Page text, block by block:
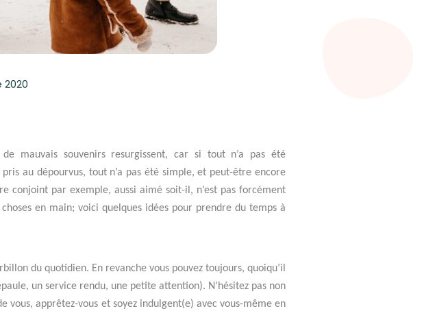
2020
mauvais souvenirs resurgissent, car si tout n’a pas été
au dépourvus, tout n’a pas été simple, et peut-être encore
conjoint par exemple, aussi aimé soit-il, n’est pas forcément
en main; voici quelques idées pour prendre du temps à
du quotidien. En revanche vous pouvez toujours, quoiqu’il
un service rendu, une petite attention). N’hésitez pas non
vous, apprêtez-vous et soyez indulgent(e) avec vous-même en